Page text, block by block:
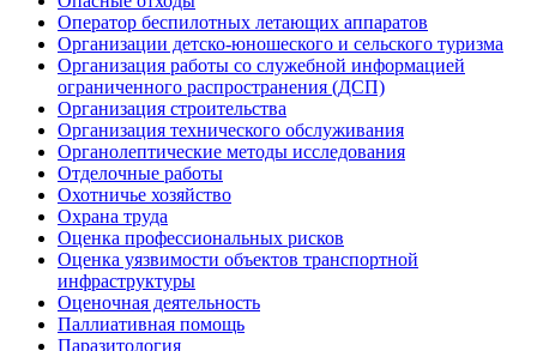
Оператор беспилотных летающих аппаратов
Организации детско-юношеского и сельского туризма
Организация работы со служебной информацией
ограниченного распространения (ДСП)
Организация строительства
Организация технического обслуживания
Органолептические методы исследования
Отделочные работы
Охотничье хозяйство
Охрана труда
Оценка профессиональных рисков
Оценка уязвимости объектов транспортной
инфраструктуры
Оценочная деятельность
Паллиативная помощь
Паразитология